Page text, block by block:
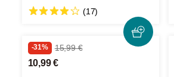
(17)
-31% 15,99 €
10,99 €